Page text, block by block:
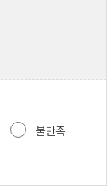
불만족